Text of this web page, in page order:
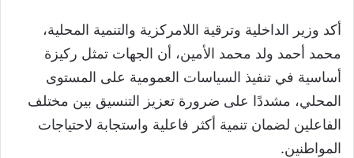
أكد وزير الداخلية وترقية اللامركزية والتنمية المحلية،
محمد أحمد ولد محمد الأمين، أن الجهات تمثل ركيزة
أساسية في تنفيذ السياسات العمومية على المستوى
المحلي، مشددًا على ضرورة تعزيز التنسيق بين مختلف
الفاعلين لضمان تنمية أكثر فاعلية واستجابة لاحتياجات
المواطنين.